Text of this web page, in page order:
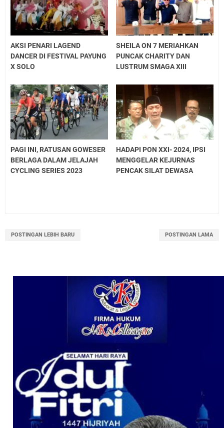
AKSI PENARI LAGEND
DANCER DI FESTIVAL PAYUNG
X SOLO
SHEILA ON 7 MERIAHKAN
PUNCAK CHARITY DAN
LUSTRUM SMAGA XIII
PAGI INI, RATUSAN GOWESER
BERLAGA DALAM JELAJAH
CYCLING SERIES 2023
HADAPI PON XXI- 2024, IPSI
MENGGELAR KEJURNAS
PENCAK SILAT DEWASA
POSTINGAN LEBIH BARU POSTINGAN LAMA